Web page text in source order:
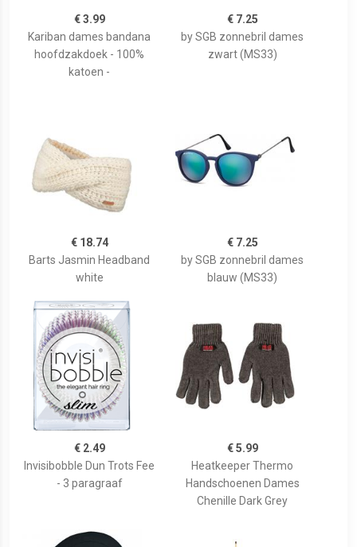
€ 3.99
Kariban dames bandana
hoofdzakdoek - 100%
katoen -
€ 7.25
by SGB zonnebril dames
zwart (MS33)
€ 18.74
Barts Jasmin Headband
white
€ 7.25
by SGB zonnebril dames
blauw (MS33)
€ 2.49
Invisibobble Dun Trots Fee
- 3 paragraaf
€ 5.99
Heatkeeper Thermo
Handschoenen Dames
Chenille Dark Grey